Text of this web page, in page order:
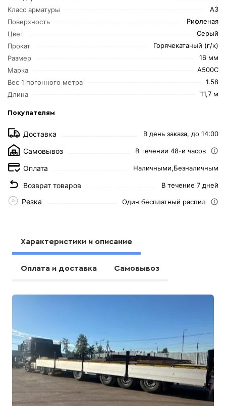
Класс арматуры
А3
Поверхность
Рифленая
Цвет
Серый
Прокат
Горячекатаный (г/к)
Размер
16 мм
Марка
А500С
Вес 1 погонного метра
1.58
Длина
11,7 м
Покупателям
Доставка В день заказа, до 14:00
Самовывоз В течении 48-и часов
Оплата Наличными,Безналичным
Возврат товаров В течение 7 дней
Резка Один бесплатный распил
Характеристики и описание
Оплата и доставка Самовывоз